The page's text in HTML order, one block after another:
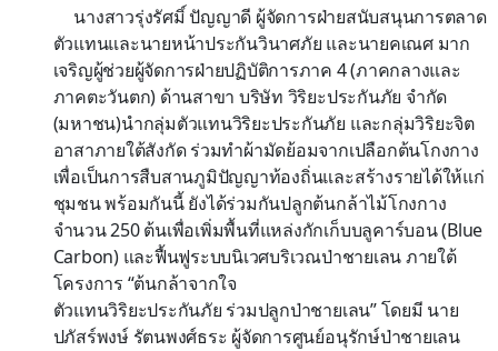
นางสาวรุ่งรัศมิ์ ปัญญาดี ผู้จัดการฝ่ายสนับสนุนการตลาด
ตัวแทนและนายหน้าประกันวินาศภัย และนายคเณศ มาก
เจริญผู้ช่วยผู้จัดการฝ่ายปฏิบัติการภาค 4 (ภาคกลางและ
ภาคตะวันตก) ด้านสาขา บริษัท วิริยะประกันภัย จำกัด
(มหาชน)นำกลุ่มตัวแทนวิริยะประกันภัย และกลุ่มวิริยะจิต
อาสาภายใต้สังกัด ร่วมทำผ้ามัดย้อมจากเปลือกต้นโกงกาง
เพื่อเป็นการสืบสานภูมิปัญญาท้องถิ่นและสร้างรายได้ให้แก่
ชุมชน พร้อมกันนี้ ยังได้ร่วมกันปลูกต้นกล้าไม้โกงกาง
จำนวน 250 ต้นเพื่อเพิ่มพื้นที่แหล่งกักเก็บบลูคาร์บอน (Blue
Carbon) และฟื้นฟูระบบนิเวศบริเวณป่าชายเลน ภายใต้
โครงการ “ต้นกล้าจากใจ
ตัวแทนวิริยะประกันภัย ร่วมปลูกป่าชายเลน” โดยมี นาย
ปภัสร์พงษ์ รัตนพงศ์ธระ ผู้จัดการศูนย์อนุรักษ์ป่าชายเลน